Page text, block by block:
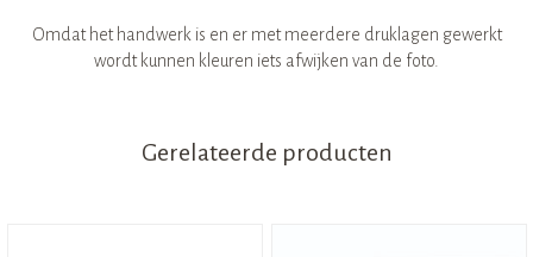
Omdat het handwerk is en er met meerdere druklagen gewerkt
wordt kunnen kleuren iets afwijken van de foto.
Gerelateerde producten